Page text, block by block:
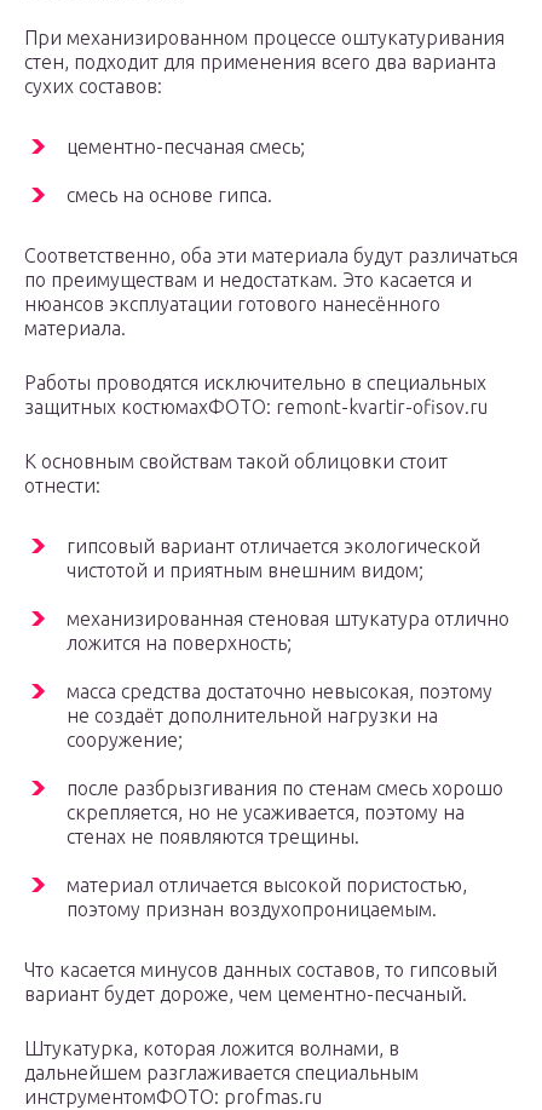
При механизированном процессе оштукатуривания
стен, подходит для применения всего два варианта
сухих составов:
цементно-песчаная смесь;
смесь на основе гипса.
Соответственно, оба эти материала будут различаться
по преимуществам и недостаткам. Это касается и
нюансов эксплуатации готового нанесённого
материала.
Работы проводятся исключительно в специальных
защитных костюмахФОТО: remont-kvartir-ofisov.ru
К основным свойствам такой облицовки стоит
отнести:
гипсовый вариант отличается экологической
чистотой и приятным внешним видом;
механизированная стеновая штукатура отлично
ложится на поверхность;
масса средства достаточно невысокая, поэтому
не создаёт дополнительной нагрузки на
сооружение;
после разбрызгивания по стенам смесь хорошо
скрепляется, но не усаживается, поэтому на
стенах не появляются трещины.
материал отличается высокой пористостью,
поэтому признан воздухопроницаемым.
Что касается минусов данных составов, то гипсовый
вариант будет дороже, чем цементно-песчаный.
Штукатурка, которая ложится волнами, в
дальнейшем разглаживается специальным
инструментомФОТО: profmas.ru